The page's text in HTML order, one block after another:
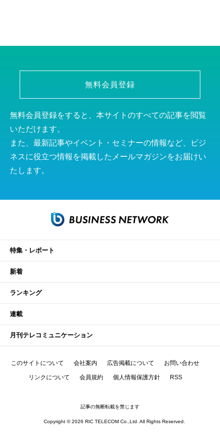
無料会員登録
無料会員登録をすると、本サイトのすべての記事を閲覧
いただけます。
また、最新記事やイベント・セミナーの情報など、ビジ
ネスに役立つ情報を掲載したメールマガジンをお届けい
たします。
特集・レポート
新着
ランキング
連載
月刊テレコミュニケーション
このサイトについて 会社案内 広告掲載について お問い合わせ
リンクについて 会員規約 個人情報保護方針 RSS
記事の無断転載を禁じます
Copyright © 2026 RIC TELECOM Co.,Ltd. All Rights Reserved.